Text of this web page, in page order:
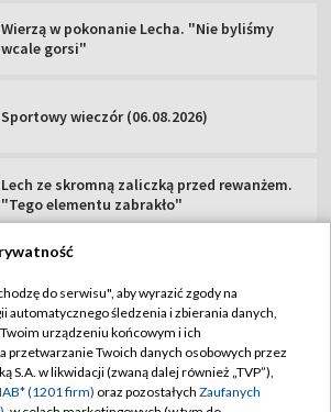
Wierzą w pokonanie Lecha. "Nie byliśmy
wcale gorsi"
Sportowy wieczór (06.08.2026)
Lech ze skromną zaliczką przed rewanżem.
"Tego elementu zabrakło"
TVP
Abonament TVP
Sklep TVP
Regulamin TVP
Polityka prywatności
do serwisu", aby wyrazić zgody na
automatycznego śledzenia i zbierania danych,
urządzeniu końcowym i ich
przetwarzanie Twoich danych osobowych przez
S.A. w likwidacji (zwaną dalej również „TVP”),
(1201 firm) oraz pozostałych Zaufanych